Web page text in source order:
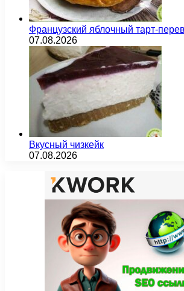
Французский яблочный тарт-
07.08.2026
Вкусный чизкейк
07.08.2026